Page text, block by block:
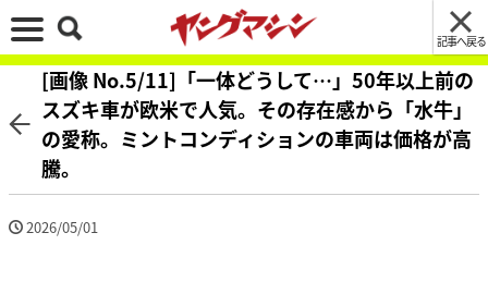
記事へ戻る
[画像 No.5/11]「一体どうして…」50年以上前の
スズキ車が欧米で人気。その存在感から「水牛」
の愛称。ミントコンディションの車両は価格が高
騰。
2026/05/01